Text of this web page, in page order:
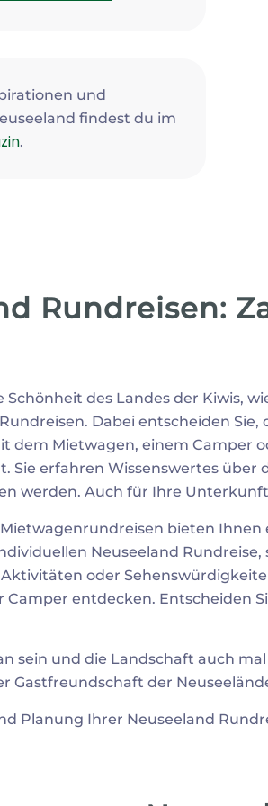
und
findest du im
.
Rundreisen:
des Landes der Kiwis,
Dabei entscheiden
dem Mietwagen, einem Camper
Sie erfahren Wissenswertes
werden. Auch für Ihre
bieten
Neuseeland
oder
entdecken. Entscheiden
sein und die Landschaft auch
Gastfreundschaft der
Planung Ihrer Neuseeland